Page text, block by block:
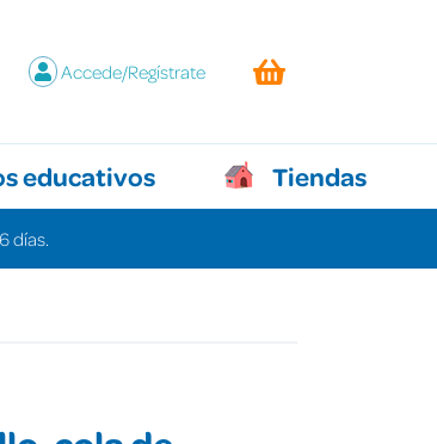
Accede/Regístrate
educativos Tiendas
días.